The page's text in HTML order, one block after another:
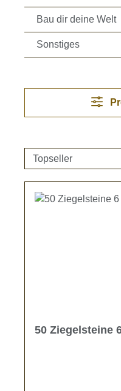
Bau dir deine Welt
Sonstiges
50 Ziegelsteine